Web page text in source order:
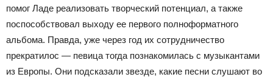
помог Ладе реализовать творческий потенциал, а также
поспособствовал выходу ее первого полноформатного
альбома. Правда, уже через год их сотрудничество
прекратилос — певица тогда познакомилась с музыкантами
из Европы. Они подсказали звезде, какие песни слушают во